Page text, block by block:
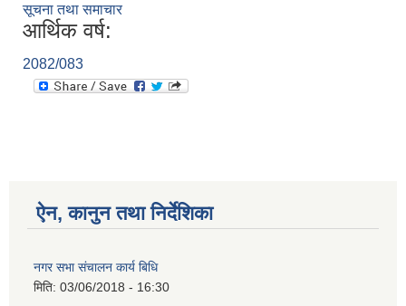
सूचना तथा समाचार
आर्थिक वर्ष:
2082/083
ऐन, कानुन तथा निर्देशिका
नगर सभा संचालन कार्य बिधि
मिति: 03/06/2018 - 16:30